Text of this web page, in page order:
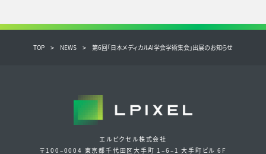
TOP NEWS 第6回「日本メディカルAI学会学術集会」出展のお知らせ
エルピクセル株式会社
〒100‒0004 東京都千代田区大手町 1‒6‒1 大手町ビル 6F